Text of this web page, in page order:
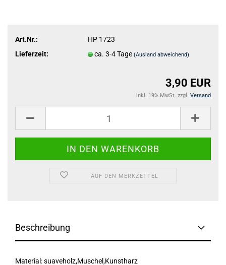
Art.Nr.:
HP 1723
Lieferzeit:
ca. 3-4 Tage(Ausland abweichend)
3,90 EUR
inkl. 19% MwSt. zzgl. Versand
AUF DEN MERKZETTEL
Beschreibung
Material: suaveholz,Muschel,Kunstharz